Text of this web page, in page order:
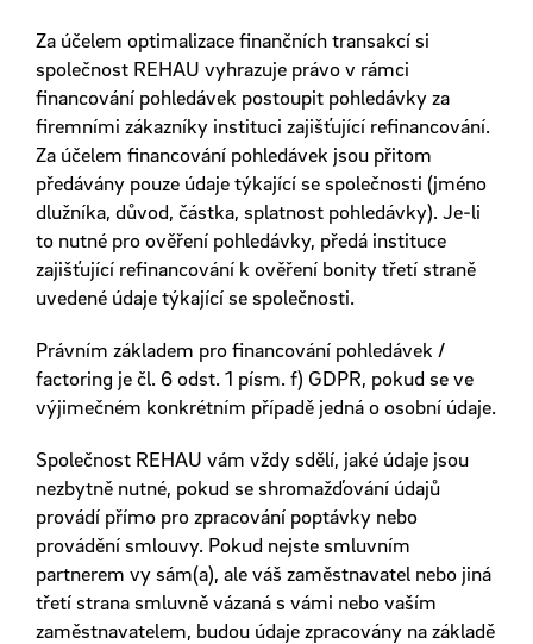
Za účelem optimalizace finančních transakcí si
společnost REHAU vyhrazuje právo v rámci
financování pohledávek postoupit pohledávky za
firemními zákazníky instituci zajišťující refinancování.
Za účelem financování pohledávek jsou přitom
předávány pouze údaje týkající se společnosti (jméno
dlužníka, důvod, částka, splatnost pohledávky). Je-li
to nutné pro ověření pohledávky, předá instituce
zajišťující refinancování k ověření bonity třetí straně
uvedené údaje týkající se společnosti.
Právním základem pro financování pohledávek /
factoring je čl. 6 odst. 1 písm. f) GDPR, pokud se ve
výjimečném konkrétním případě jedná o osobní údaje.
Společnost REHAU vám vždy sdělí, jaké údaje jsou
nezbytně nutné, pokud se shromažďování údajů
provádí přímo pro zpracování poptávky nebo
provádění smlouvy. Pokud nejste smluvním
partnerem vy sám(a), ale váš zaměstnavatel nebo jiná
třetí strana smluvně vázaná s vámi nebo vaším
zaměstnavatelem, budou údaje zpracovány na základě